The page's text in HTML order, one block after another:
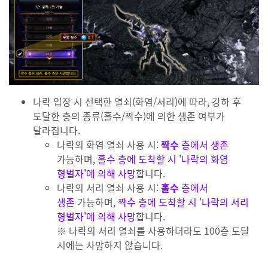
나락 입장 시 선택한 열쇠(화염/서리)에 따라, 강하 후
도달한 층의 종류(홀수/짝수)에 의한 생존 여부가
달라집니다.
나락의 화염 열쇠 사용 시:짝수 층에서 생존
가능하며,홀수 층에 도착할 시 '나락의 화염
형벌자'에 의해 사망합니다.
나락의 서리 열쇠 사용 시:홀수 층에서
생존 가능하며, 짝수 층에 도착할 시 '나락의 서리
형벌자'에 의해 사망합니다.
※ 나락의 서리 열쇠를 사용하더라도 100층 도달
시에는 사망하지 않습니다.